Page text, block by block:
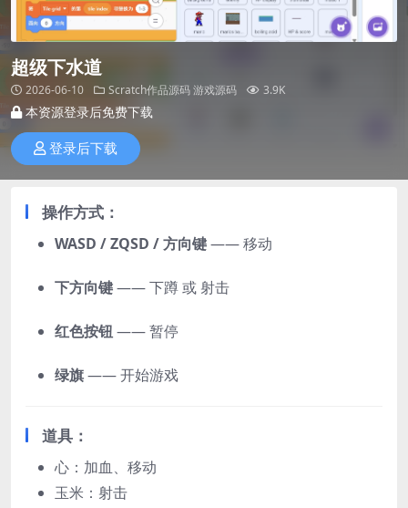
超级下水道
2026-06-10 Scratch作品源码游戏源码 3.9K
本资源登录后免费下载
登录后下载
操作方式：
WASD / ZQSD / 方向键—— 移动
下方向键—— 下蹲 或 射击
红色按钮 —— 暂停
绿旗—— 开始游戏
道具：
心：加血、移动
玉米：射击